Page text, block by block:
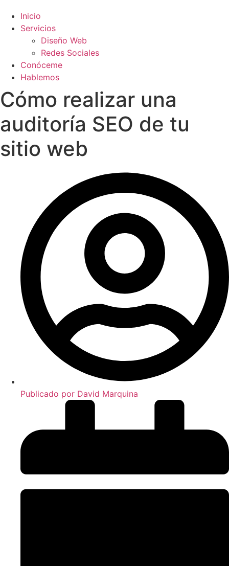
Inicio
Servicios
Diseño Web
Redes Sociales
Conóceme
Hablemos
Cómo realizar una
auditoría SEO de tu
sitio web
Publicado por David Marquina